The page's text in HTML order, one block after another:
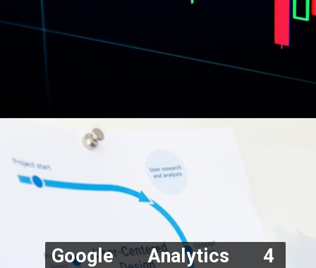
Google Analytics 4
Google Analytics 4